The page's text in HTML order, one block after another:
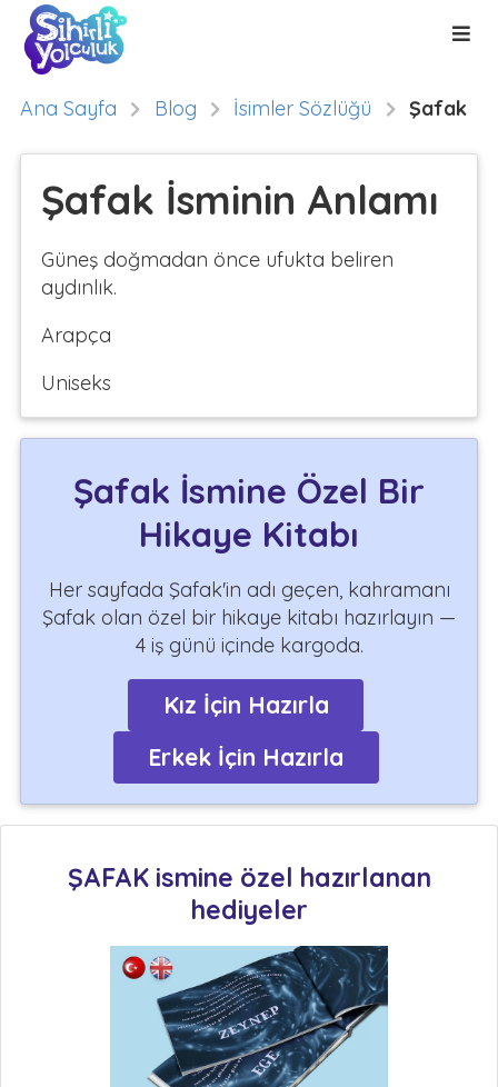
Ana Sayfa Blog İsimler Sözlüğü Şafak
Şafak İsminin Anlamı
Güneş doğmadan önce ufukta beliren
aydınlık.
Arapça
Uniseks
Şafak İsmine Özel Bir
Hikaye Kitabı
Her sayfada Şafak'in adı geçen, kahramanı
Şafak olan özel bir hikaye kitabı hazırlayın —
4 iş günü içinde kargoda.
Kız İçin Hazırla
Erkek İçin Hazırla
ŞAFAK ismine özel hazırlanan
hediyeler